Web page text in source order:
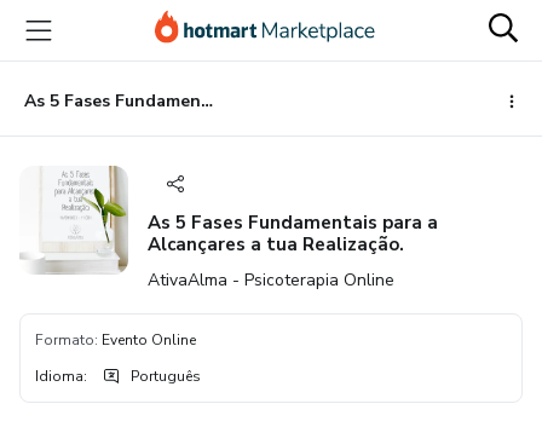
para
conteúdo
principal
para
pagamento
para
rodapé
As 5 Fases Fundamentais para a Alcançares a tua Realização.
As 5 Fases Fundamentais para a
Alcançares a tua Realização.
AtivaAlma - Psicoterapia Online
Formato: Evento Online
Idioma: Português